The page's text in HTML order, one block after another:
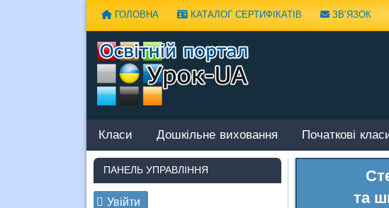
ГОЛОВНА КАТАЛОГ СЕРТИФІКАТІВ ЗВ’ЯЗОК
Класи Дошкільне виховання Початкові
та
ПАНЕЛЬ УПРАВЛІННЯ
Увійти